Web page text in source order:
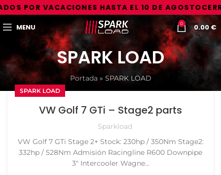
POR VACACIONES HASTA EL 10 DE AGOSTO
MENU 0 0.00€
SPARK LOAD
Portada» SPARK LOAD
SPARK LOAD
VW Golf 7 GTi – Stage2 parts
Sparkload
VW Golf 7 GTi Stage 2+ Stock: 230hp / 350Nm Stage2:
332hp / 528Nm Admisión Racingline R600 Downpipe
3" Intercooler Wagne...